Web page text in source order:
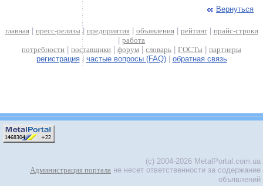
Вернуться
главная| пресс-релизы | предприятия| объявления| рейтинг| прайс-строки
работа
потребности
поставщики форум словарь ГОСТы
партнеры
регистрация| частые вопросы (FAQ)| обратная связь
(c) 2004-2026 MetalPortal.com.ua
Администрация портала не несет ответственности за содержание
объявлений